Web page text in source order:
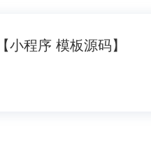
程序 模板源码】